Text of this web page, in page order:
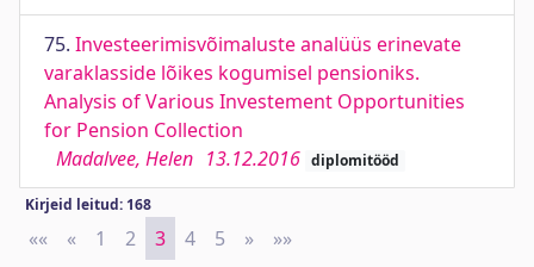
75. Investeerimisvõimaluste analüüs erinevate
varaklasside lõikes kogumisel pensioniks.
Analysis of Various Investement Opportunities
for Pension Collection
Madalvee, Helen 13.12.2016 diplomitööd
Kirjeid leitud: 168
«« First
« Previous
1 2 3 4 5 » Next
»»